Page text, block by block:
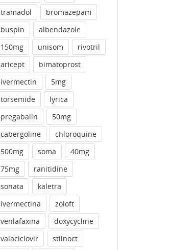
tramadol
bromazepam
buspin
albendazole
150mg
unisom
rivotril
aricept
bimatoprost
ivermectin
5mg
torsemide
lyrica
pregabalin
50mg
cabergoline
chloroquine
500mg
soma
40mg
75mg
ranitidine
sonata
kaletra
ivermectina
zoloft
venlafaxina
doxycycline
valaciclovir
stilnoct